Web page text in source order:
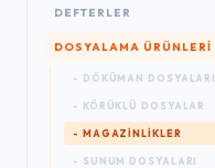
DEFTERLER
DOSYALAMA ÜRÜNLERI
- DÖKÜMAN DOSYALARI
- KÖRÜKLÜ DOSYALAR
- MAGAZINLIKLER
- SUNUM DOSYALARI